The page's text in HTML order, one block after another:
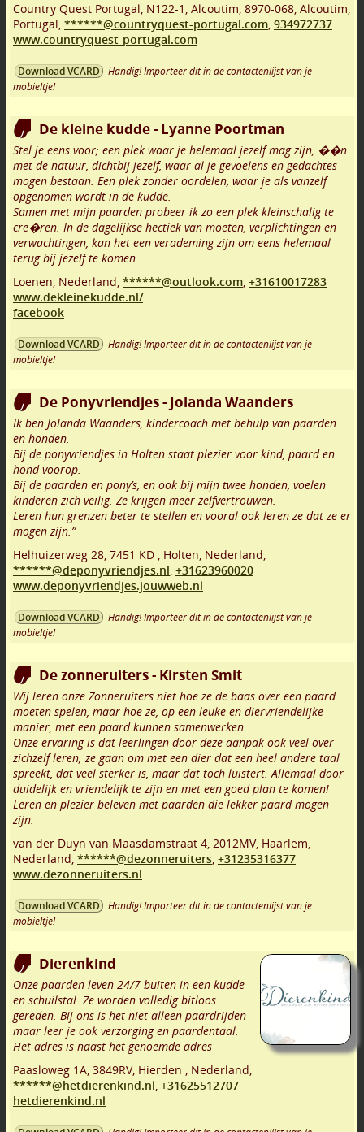
Country Quest Portugal, N122-1, Alcoutim, 8970-068, Alcoutim,
Portugal, ******@countryquest-portugal.com, 934972737
www.countryquest-portugal.com
Download VCARD
Handig! Importeer dit in de contactenlijst van je
mobieltje!
De kleine kudde - Lyanne Poortman
Stel je eens voor; een plek waar je helemaal jezelf mag zijn, ��n
met de natuur, dichtbij jezelf, waar al je gevoelens en gedachtes
mogen bestaan. Een plek zonder oordelen, waar je als vanzelf
opgenomen wordt in de kudde.
Samen met mijn paarden probeer ik zo een plek kleinschalig te
cre�ren. In de dagelijkse hectiek van moeten, verplichtingen en
verwachtingen, kan het een verademing zijn om eens helemaal
terug bij jezelf te komen.
Loenen, Nederland, ******@outlook.com, +31610017283
www.dekleinekudde.nl/
facebook
Download VCARD
Handig! Importeer dit in de contactenlijst van je
mobieltje!
De Ponyvriendjes - Jolanda Waanders
Ik ben Jolanda Waanders, kindercoach met behulp van paarden
en honden.
Bij de ponyvriendjes in Holten staat plezier voor kind, paard en
hond voorop.
Bij de paarden en pony’s, en ook bij mijn twee honden, voelen
kinderen zich veilig. Ze krijgen meer zelfvertrouwen.
Leren hun grenzen beter te stellen en vooral ook leren ze dat ze er
mogen zijn.”
Helhuizerweg 28, 7451 KD , Holten, Nederland,
******@deponyvriendjes.nl, +31623960020
www.deponyvriendjes.jouwweb.nl
Download VCARD
Handig! Importeer dit in de contactenlijst van je
mobieltje!
De zonneruiters - Kirsten Smit
Wij leren onze Zonneruiters niet hoe ze de baas over een paard
moeten spelen, maar hoe ze, op een leuke en diervriendelijke
manier, met een paard kunnen samenwerken.
Onze ervaring is dat leerlingen door deze aanpak ook veel over
zichzelf leren; ze gaan om met een dier dat een heel andere taal
spreekt, dat veel sterker is, maar dat toch luistert. Allemaal door
duidelijk en vriendelijk te zijn en met een goed plan te komen!
Leren en plezier beleven met paarden die lekker paard mogen
zijn.
van der Duyn van Maasdamstraat 4, 2012MV, Haarlem,
Nederland, ******@dezonneruiters, +31235316377
www.dezonneruiters.nl
Download VCARD
Handig! Importeer dit in de contactenlijst van je
mobieltje!
Dierenkind
Onze paarden leven 24/7 buiten in een kudde
en schuilstal. Ze worden volledig bitloos
gereden. Bij ons is het niet alleen paardrijden
maar leer je ook verzorging en paardentaal.
Het adres is naast het genoemde adres
Paasloweg 1A, 3849RV, Hierden , Nederland,
******@hetdierenkind.nl, +31625512707
hetdierenkind.nl